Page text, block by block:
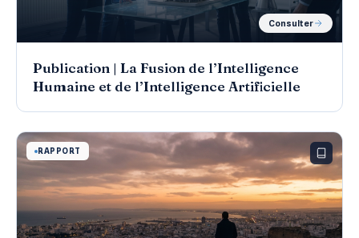
Consulter
Publication | La Fusion de l’Intelligence
Humaine et de l’Intelligence Artificielle
RAPPORT